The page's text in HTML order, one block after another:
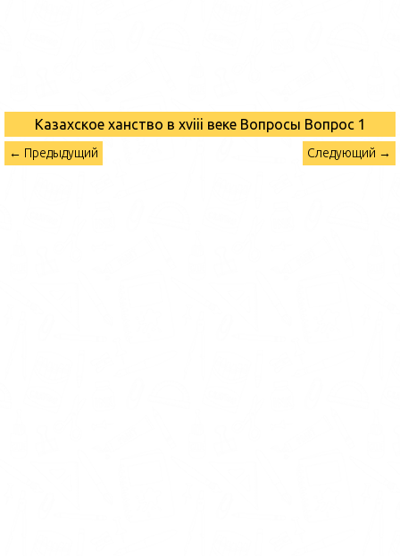
Казахское ханство в хviii веке Вопросы Вопрос 1
← Предыдущий Следующий →